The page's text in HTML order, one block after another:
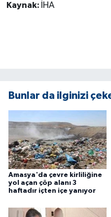
Kaynak: İHA
Bunlar da ilginizi
Amasya'da çevre kirliliğine
yol açan çöp alanı 3
haftadır içten içe yanıyor